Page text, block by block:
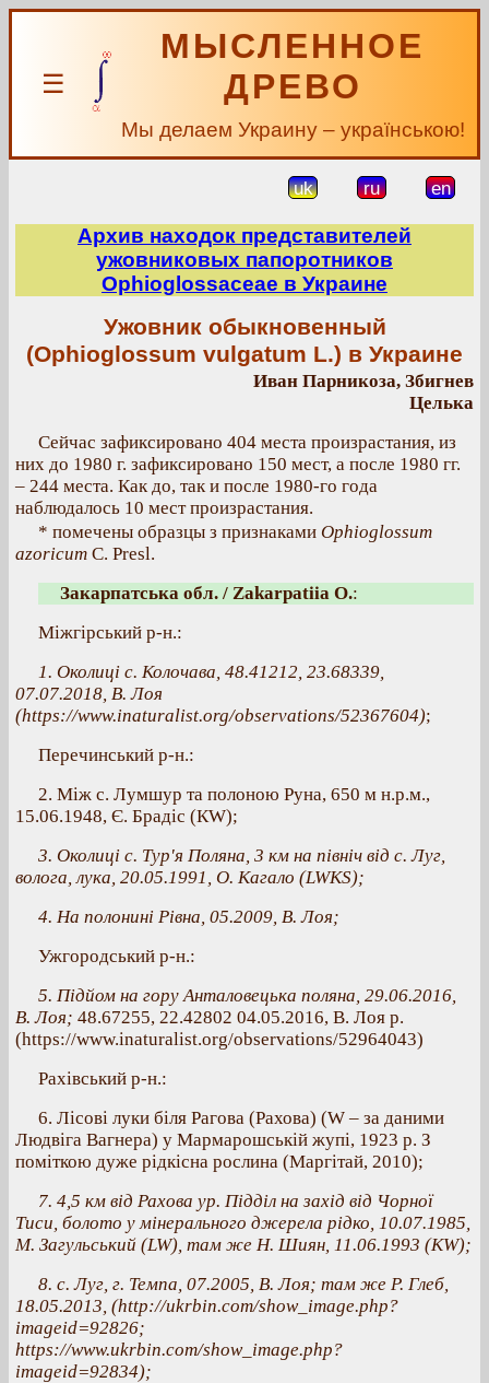
☰
МЫСЛЕННОЕ
ДРЕВО
Мы делаем Украину – українською!
uk ru en
Архив находок представителей
ужовниковых папоротников
Ophioglossaceae в Украине
Ужовник обыкновенный
(Ophioglossum vulgatum L.) в Украине
Иван Парникоза, Збигнев
Целька
Сейчас зафиксировано 404 места произрастания, из
них до 1980 г. зафиксировано 150 мест, а после 1980 гг.
– 244 места. Как до, так и после 1980-го года
наблюдалось 10 мест произрастания.
* помечены образцы з признаками Ophioglossum
azoricum C. Presl.
Закарпатська обл. / Zakarpatiia O.:
Міжгірський р-н.:
1. Околиці с. Колочава, 48.41212, 23.68339,
07.07.2018, В. Лоя
(https://www.inaturalist.org/observations/52367604);
Перечинський р-н.:
2. Між с. Лумшур та полоною Руна, 650 м н.р.м.,
15.06.1948, Є. Брадіс (КW);
3. Околиці с. Тур'я Поляна, 3 км на північ від с. Луг,
волога, лука, 20.05.1991, О. Кагало (LWKS);
4. На полонині Рівна, 05.2009, В. Лоя;
Ужгородський р-н.:
5. Підйом на гору Анталовецька поляна, 29.06.2016,
В. Лоя; 48.67255, 22.42802 04.05.2016, В. Лоя р.
(https://www.inaturalist.org/observations/52964043)
Рахівський р-н.:
6. Лісові луки біля Рагова (Рахова) (W – за даними
Людвіга Вагнера) у Мармарошській жупі, 1923 р. З
поміткою дуже рідкісна рослина (Маргітай, 2010);
7. 4,5 км від Рахова ур. Підділ на захід від Чорної
Тиси, болото у мінерального джерела рідко, 10.07.1985,
М. Загульський (LW), там же Н. Шиян, 11.06.1993 (КW);
8. с. Луг, г. Темпа, 07.2005, В. Лоя; там же Р. Глеб,
18.05.2013, (http://ukrbin.com/show_image.php?
imageid=92826;
https://www.ukrbin.com/show_image.php?
imageid=92834);